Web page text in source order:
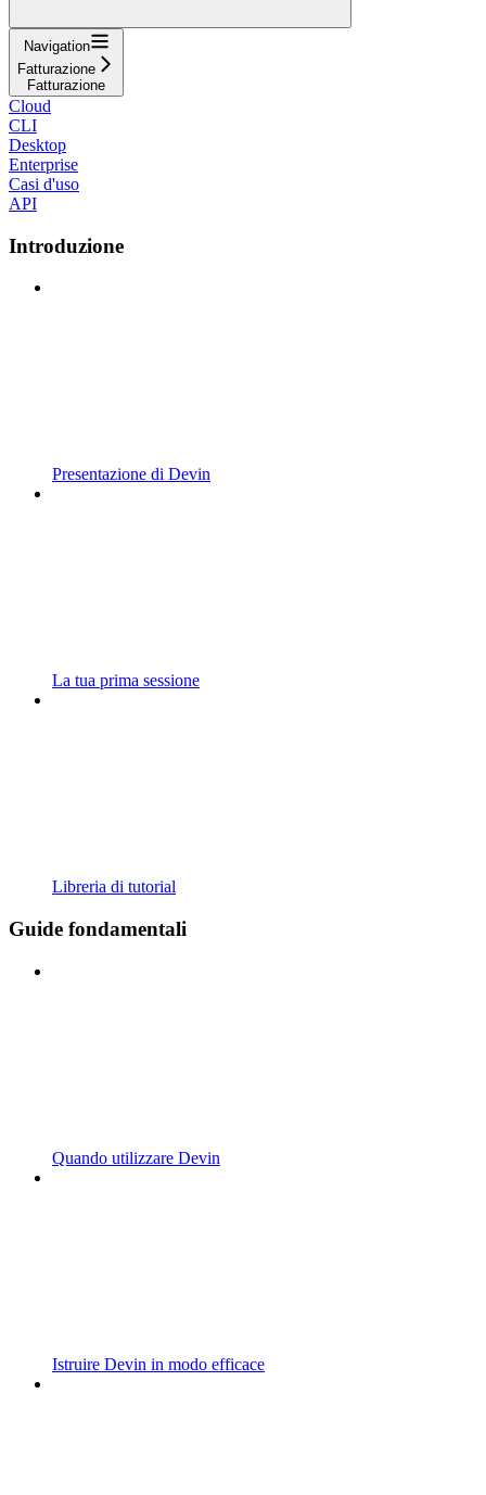
Navigation
Fatturazione
Fatturazione
Cloud
CLI
Desktop
Enterprise
Casi d'uso
API
Introduzione
Presentazione di Devin
La tua prima sessione
Libreria di tutorial
Guide fondamentali
Quando utilizzare Devin
Istruire Devin in modo efficace